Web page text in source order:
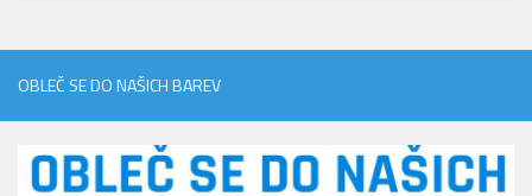
OBLEČ SE DO NAŠICH BAREV